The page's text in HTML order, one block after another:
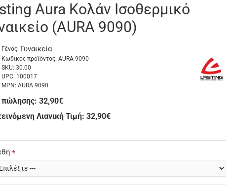
Aura Κολάν Ισοθερμικό
(AURA 9090)
Γένος: Γυναικεία
Κωδικός προϊόντος: AURA 9090
SKU: 30.00
UPC: 100017
MPN: AURA 9090
πώλησης:32,90€
Λιανική Τιμή: 32,90€